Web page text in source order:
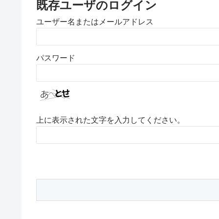
既存ユーザのログイン
ユーザー名またはメールアドレス
パスワード
上に表示された文字を入力してください。